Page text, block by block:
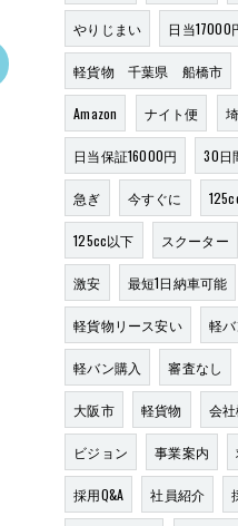
やりじまい 日当17000
軽貨物 千葉県 船橋市
Amazon ナイト便
日当保証16000円 30日
急ぎ 今すぐに
125cc以下 スクーター
激安 最短1日納車可能
軽貨物リース安い 軽
軽バン購入 審査なし
大阪市 軽貨物 会
ビジョン 事業案内
採用Q&A 社員紹介